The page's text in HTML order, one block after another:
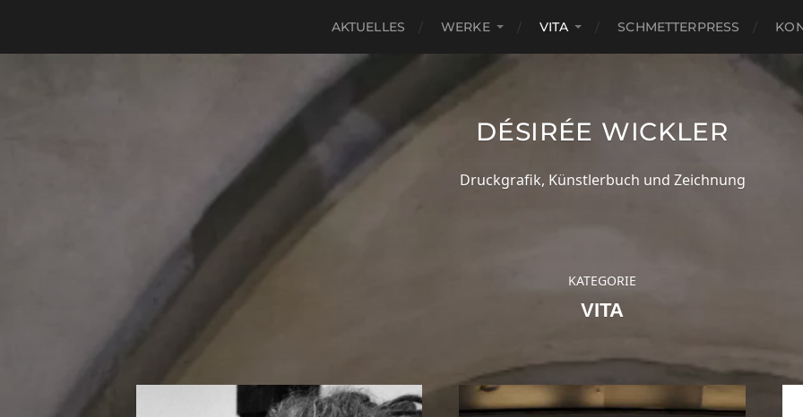
AKTUELLES WERKE VITA SCHMETTERPRESS
DÉSIRÉE WICKLER
Druckgrafik, Künstlerbuch und Zeichnung
KATEGORIE
VITA